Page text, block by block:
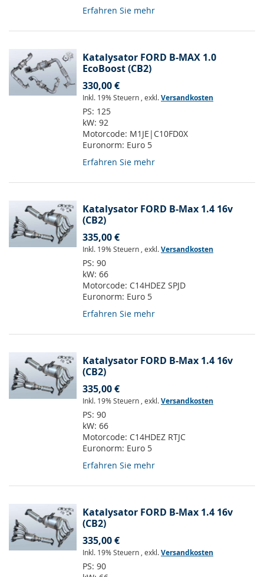
Erfahren Sie mehr
Katalysator FORD B-MAX 1.0
EcoBoost (CB2)
330,00 €
Inkl. 19% Steuern , exkl.Versandkosten
PS: 125
kW: 92
Motorcode: M1JE|C10FD0X
Euronorm: Euro 5
Erfahren Sie mehr
Katalysator FORD B-Max 1.4 16v
(CB2)
335,00 €
Inkl. 19% Steuern , exkl.Versandkosten
PS: 90
kW: 66
Motorcode: C14HDEZ SPJD
Euronorm: Euro 5
Erfahren Sie mehr
Katalysator FORD B-Max 1.4 16v
(CB2)
335,00 €
Inkl. 19% Steuern , exkl.Versandkosten
PS: 90
kW: 66
Motorcode: C14HDEZ RTJC
Euronorm: Euro 5
Erfahren Sie mehr
Katalysator FORD B-Max 1.4 16v
(CB2)
335,00 €
Inkl. 19% Steuern , exkl.Versandkosten
PS: 90